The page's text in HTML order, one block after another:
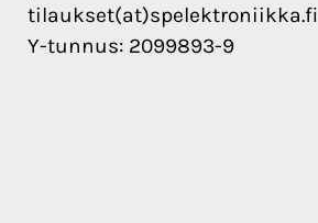
tilaukset(at)spelektroniikka.fi
Y-tunnus: 2099893-9